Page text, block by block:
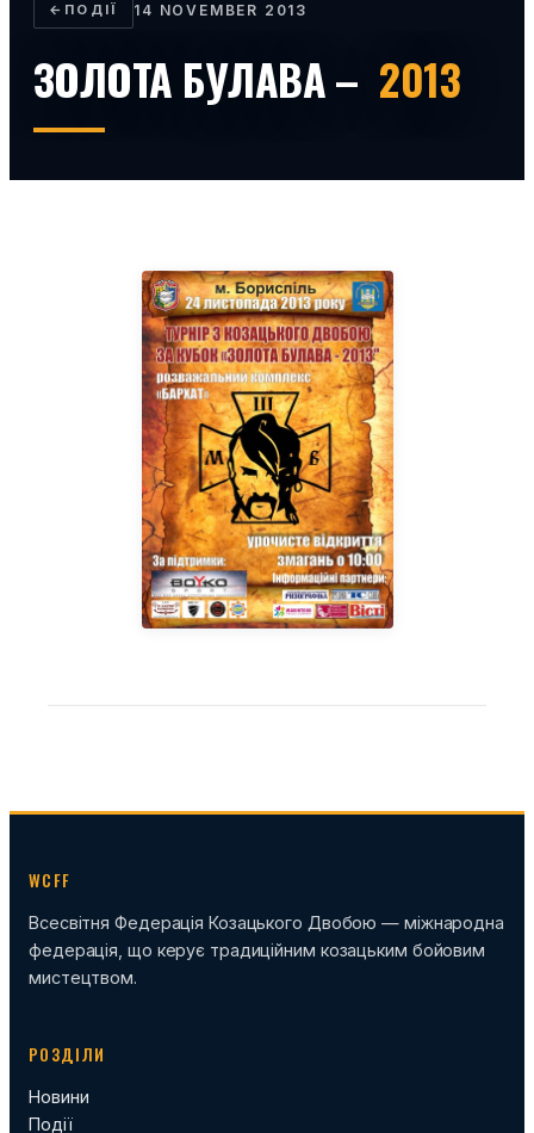
← ПОДІЇ 14 NOVEMBER 2013
ЗОЛОТА БУЛАВА – 2013
WCFF
Всесвітня Федерація Козацького Двобою — міжнародна
федерація, що керує традиційним козацьким бойовим
мистецтвом.
РОЗДІЛИ
Новини
Події